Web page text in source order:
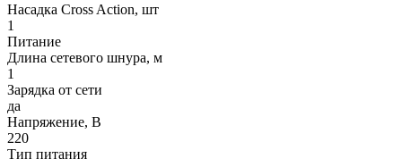
Насадка Cross Action, шт
1
Питание
Длина сетевого шнура, м
1
Зарядка от сети
да
Напряжение, В
220
Тип питания